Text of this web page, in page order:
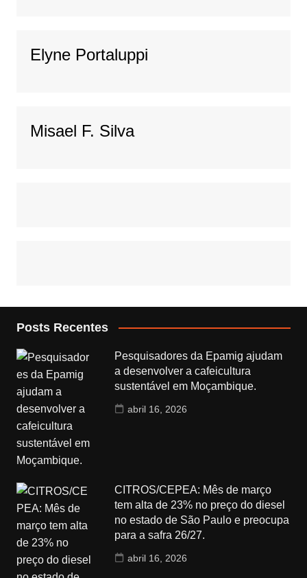
Elyne Portaluppi
Misael F. Silva
Posts Recentes
Pesquisadores da Epamig ajudam
a desenvolver a cafeicultura
sustentável em Moçambique.
abril 16, 2026
CITROS/CEPEA: Mês de março
tem alta de 23% no preço do diesel
no estado de São Paulo e preocupa
para a safra 26/27.
abril 16, 2026